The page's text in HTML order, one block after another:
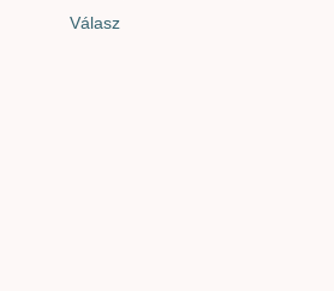
Válasz